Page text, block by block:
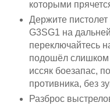
которыми
Держите
G3SG1 на
переключайтесь
подошёл слишком
иссяк боезапас,
противника, без
Разброс